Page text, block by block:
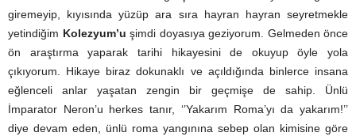
giremeyip, kıyısında yüzüp ara sıra hayran hayran seyretmekle
yetindiğim Kolezyum’u şimdi doyasıya geziyorum. Gelmeden önce
ön araştırma yaparak tarihi hikayesini de okuyup öyle yola
çıkıyorum. Hikaye biraz dokunaklı ve açıldığında binlerce insana
eğlenceli anlar yaşatan zengin bir geçmişe de sahip. Ünlü
İmparator Neron’u herkes tanır, ‘’Yakarım Roma’yı da yakarım!’’
diye devam eden, ünlü roma yangınına sebep olan kimisine göre